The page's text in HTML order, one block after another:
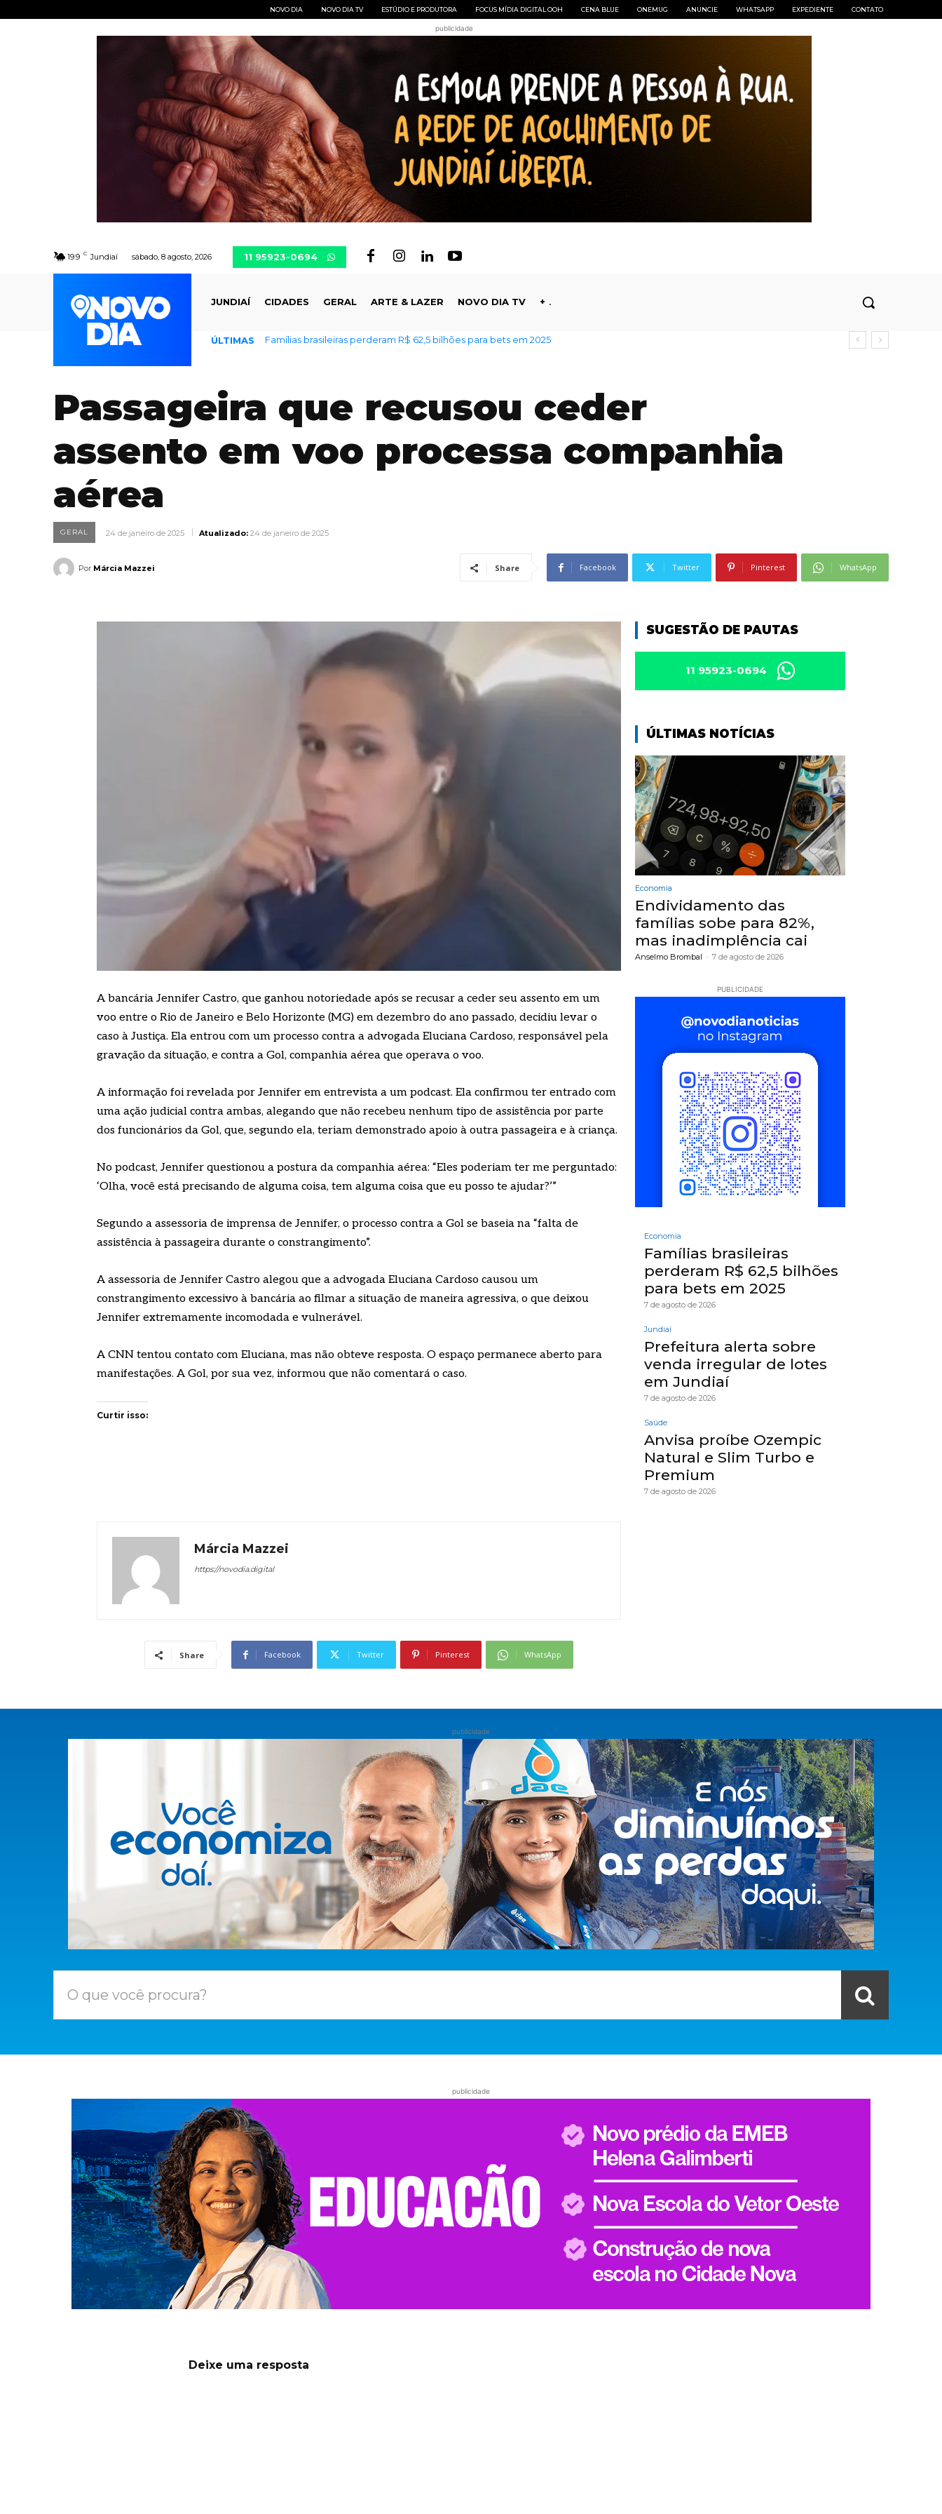
NOVO DIA NOVO DIA TV ESTÚDIO E PRODUTORA FOCUS MÍDIA DIGITAL OOH CENA BLUE ONEMUG ANUNCIE WHATSAPP EXPEDIENTE CONTATO
publicidade
19.9 C Jundiaí sábado, 8 agosto, 2026 11 95923-0694
JUNDIAÍ CIDADES GERAL ARTE & LAZER NOVO DIA TV +
ÚLTIMAS Famílias brasileiras perderam R$ 62,5 bilhões para bets em 2025
Prefeitura alerta sobre venda irregular de lotes em Jundiaí
Passageira que recusou ceder
assento em voo processa companhia
aérea
GERAL 24 de janeiro de 2025 Atualizado: 24 de janeiro de 2025
Por Márcia Mazzei Share Facebook Twitter Pinterest WhatsApp
A bancária Jennifer Castro, que ganhou notoriedade após se recusar a ceder seu assento em um
voo entre o Rio de Janeiro e Belo Horizonte (MG) em dezembro do ano passado, decidiu levar o
caso à Justiça. Ela entrou com um processo contra a advogada Eluciana Cardoso, responsável pela
gravação da situação, e contra a Gol, companhia aérea que operava o voo.
A informação foi revelada por Jennifer em entrevista a um podcast. Ela confirmou ter entrado com
uma ação judicial contra ambas, alegando que não recebeu nenhum tipo de assistência por parte
dos funcionários da Gol, que, segundo ela, teriam demonstrado apoio à outra passageira e à criança.
No podcast, Jennifer questionou a postura da companhia aérea: “Eles poderiam ter me perguntado:
‘Olha, você está precisando de alguma coisa, tem alguma coisa que eu posso te ajudar?’”
Segundo a assessoria de imprensa de Jennifer, o processo contra a Gol se baseia na “falta de
assistência à passageira durante o constrangimento”.
A assessoria de Jennifer Castro alegou que a advogada Eluciana Cardoso causou um
constrangimento excessivo à bancária ao filmar a situação de maneira agressiva, o que deixou
Jennifer extremamente incomodada e vulnerável.
A CNN tentou contato com Eluciana, mas não obteve resposta. O espaço permanece aberto para
manifestações. A Gol, por sua vez, informou que não comentará o caso.
Curtir isso:
Márcia Mazzei
https://novodia.digital
Share Facebook Twitter Pinterest WhatsApp
SUGESTÃO DE PAUTAS
11 95923-0694
ÚLTIMAS NOTÍCIAS
Economia
Endividamento das
famílias sobe para 82%,
mas inadimplência cai
Anselmo Brombal - 7 de agosto de 2026
PUBLICIDADE
Economia
Famílias brasileiras
perderam R$ 62,5 bilhões
para bets em 2025
7 de agosto de 2026
Jundiaí
Prefeitura alerta sobre
venda irregular de lotes
em Jundiaí
7 de agosto de 2026
Saúde
Anvisa proíbe Ozempic
Natural e Slim Turbo e
Premium
7 de agosto de 2026
publicidade
O que você procura?
publicidade
Deixe uma resposta